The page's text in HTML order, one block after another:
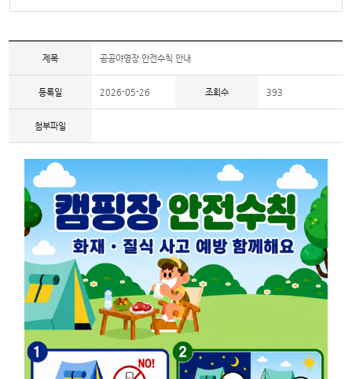
제목 공공야영장 안전수칙 안내
등록일 2026-05-26 조회수 393
첨부파일